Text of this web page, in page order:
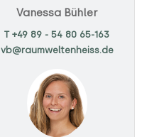
MERKEN
Vanessa Bühler
T +49 89 - 54 80 65-163
vb@raumweltenheiss.de